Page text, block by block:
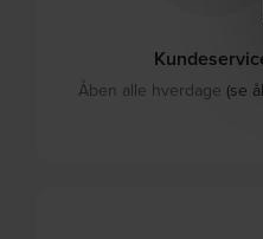
Åben alle hverdage (se